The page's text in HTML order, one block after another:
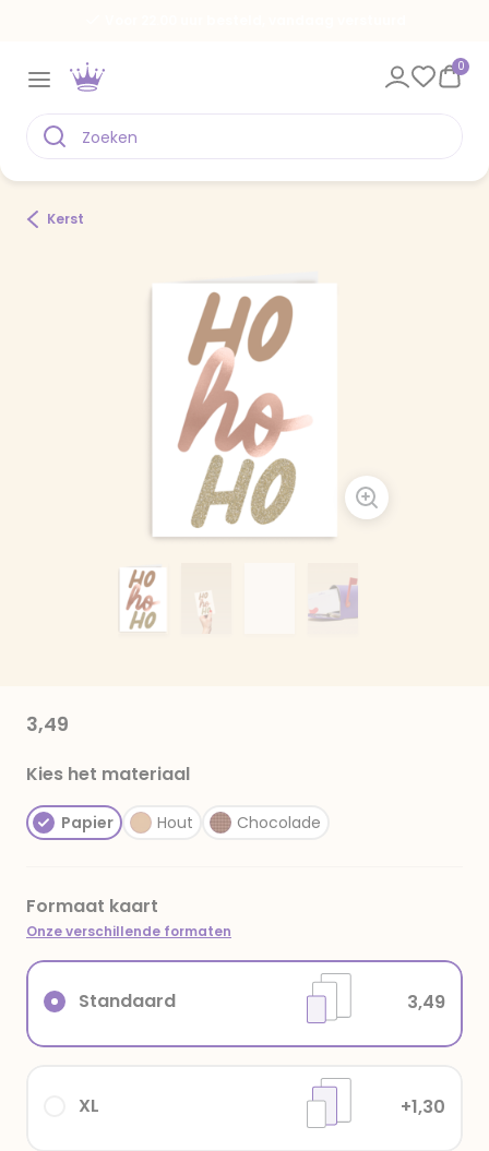
0
Kerst
3,49
Kies het materiaal
Papier Hout Chocolade
Formaat kaart
Onze verschillende formaten
XL +1,30
Standaard 3,49